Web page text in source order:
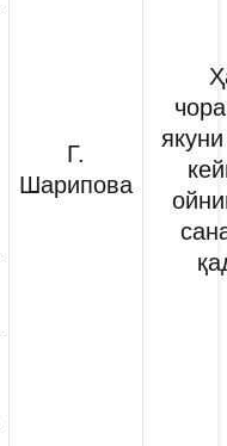
Г.
Шарипова